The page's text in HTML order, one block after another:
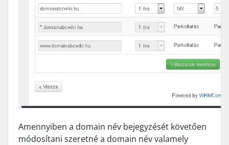
Amennyiben a domain név bejegyzését követően
módosítani szeretné a domain név valamely